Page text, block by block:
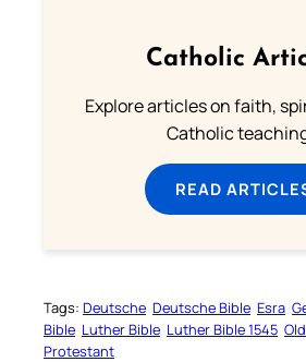
Catholic
Explore articles on faith,
Catholic
READ
Tags: Deutsche Deutsche Bible Esra
Bible Luther Bible Luther Bible 1545
Protestant